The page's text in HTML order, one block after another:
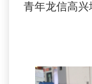
青年龙信高兴